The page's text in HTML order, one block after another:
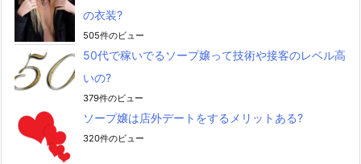
の衣装?
505件のビュー
50代で稼いでるソープ嬢って技術や接客のレベル高
いの?
379件のビュー
ソープ嬢は店外デートをするメリットある?
320件のビュー